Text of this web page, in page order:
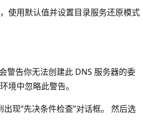
使用默认值并设置目录服务还原模式
警告你无法创建此 DNS 服务器的委
境中忽略此警告。
现“先决条件检查”对话框。
然后选